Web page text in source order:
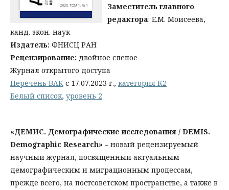
Заместитель главного
редактора: Е.М. Моисеева,
канд. экон. наук
Издатель: ФНИСЦ РАН
Рецензирование: двойное слепое
Журнал открытого доступа
Перечень ВАК с 17.07.2023 г., категория К2
Белый список, уровень 2
«ДЕМИС. Демографические исследования / DEMIS.
Demographic Research» – новый рецензируемый
научный журнал, посвященный актуальным
демографическим и миграционным процессам,
прежде всего, на постсоветском пространстве, а также в